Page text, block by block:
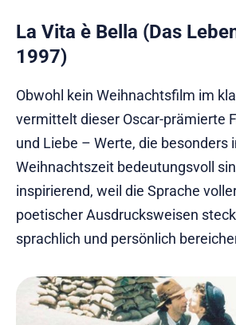
La Vita è Bella (Das
1997)
Obwohl kein Weihnachtsfilm im
vermittelt dieser Oscar-prämierte
und Liebe – Werte, die besonders
Weihnachtszeit bedeutungsvoll
inspirierend, weil die Sprache
poetischer Ausdrucksweisen
sprachlich und persönlich